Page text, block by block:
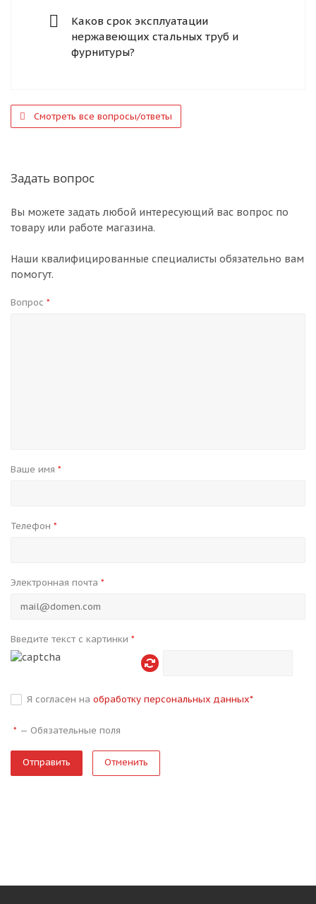
Каков срок эксплуатации
нержавеющих стальных труб и
фурнитуры?
Смотреть все вопросы/ответы
Задать вопрос
Вы можете задать любой интересующий вас вопрос по
товару или работе магазина.
Наши квалифицированные специалисты обязательно вам
помогут.
Вопрос *
Ваше имя *
Телефон *
Электронная почта *
Введите текст с картинки *
Я согласен на обработку персональных данных*
* — Обязательные поля
Отменить